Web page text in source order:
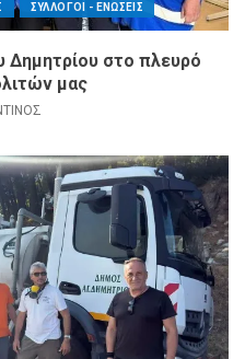
ΣΥΛΛΟΓΟΙ - ΕΝΩΣΕΙΣ
Δημητρίου στο πλευρό
μας